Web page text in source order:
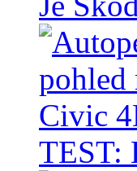
TEST: